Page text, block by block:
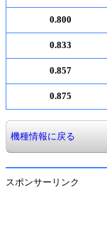
0.800
0.833
0.857
0.875
機種情報に戻る
スポンサーリンク